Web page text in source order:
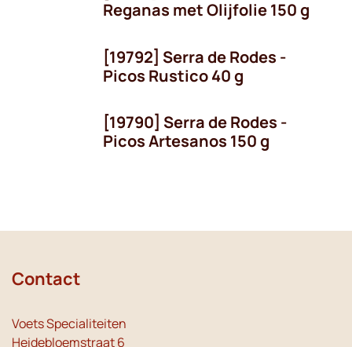
Reganas met Olijfolie 150 g
[19792] Serra de Rodes -
Picos Rustico 40 g
[19790] Serra de Rodes -
Picos Artesanos 150 g
Contact
Voets Specialiteiten
Heidebloemstraat 6